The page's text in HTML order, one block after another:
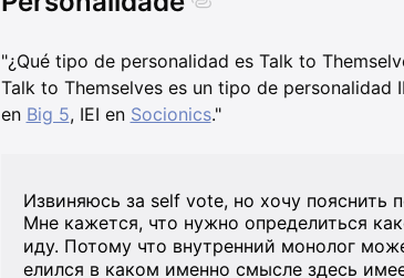
"¿Qué tipo de personalidad es Talk to
Talk to Themselves es un tipo de personalidad
en Big 5, IEI en Socionics."
Извиняюсь за self vote, но хочу пояснить
Мне кажется, что нужно определиться
иду. Потому что внутренний монолог
елился в каком именно смысле здесь